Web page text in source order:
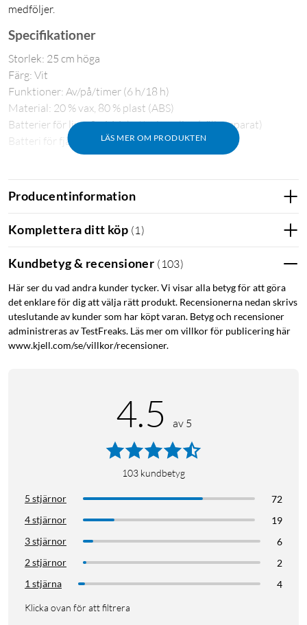
medföljer.
LÄS MER OM PRODUKTEN
Specifikationer
Storlek: 25 cm höga
Färg: Vit
Funktioner: Av/på/timer (6 h/18 h)
Material: 20 % vax, 80 % plast (ABS)
Batterier för ljus: 2x AAA-batteri per ljus (säljs separat)
Batteri för fjärrkontroll: CR2025 (ingår)
2x stearinljus
1x fjärrkontroll
1x CR2025-batteri för fjärrkontrollen
Kronljus Blockljus Värmeljus
Batteridrivet LED-ljus
Producentinformation
Komplettera ditt köp (1)
Kundbetyg & recensioner ( 103)
Här ser du vad andra kunder tycker. Vi visar alla betyg för att göra
det enklare för dig att välja rätt produkt. Recensionerna nedan skrivs
uteslutande av kunder som har köpt varan. Betyg och recensioner
administreras av TestFreaks. Läs mer om villkor för publicering här
www.kjell.com/se/villkor/recensioner.
4.5 av 5
103 kundbetyg
5 stjärnor
72
4 stjärnor
19
3 stjärnor
6
2 stjärnor
2
1 stjärna
4
Klicka ovan för att filtrera